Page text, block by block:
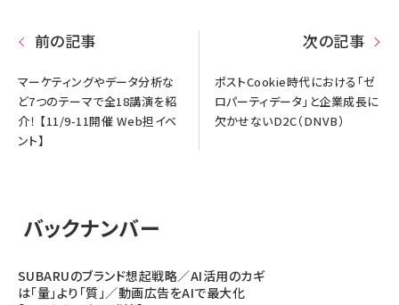
前の記事
マーケティングやデータ分析な
ど7つのテーマで全18講演を紹
介！ 【11/9-11開催 Web担イベ
ント】
次の記事
ポストCookie時代における「ゼ
ロパーティデータ」と企業成長に
欠かせないD2C（DNVB）
バックナンバー
SUBARUのブランド想起戦略／AI活用のカギ
は「量」より「質」／動画広告をAIで最大化